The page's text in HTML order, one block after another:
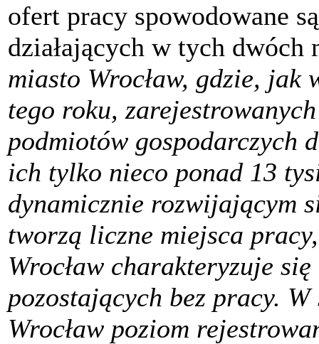
ofert pracy spowodowane
działających w tych dwóch
miasto Wrocław, gdzie, jak
tego roku,
podmiotów gospodarczych
ich tylko nieco ponad 13
dynamicznie rozwijającym
tworzą liczne miejsca
Wrocław charakteryzuje
pozostających bez pracy.
Wrocław poziom